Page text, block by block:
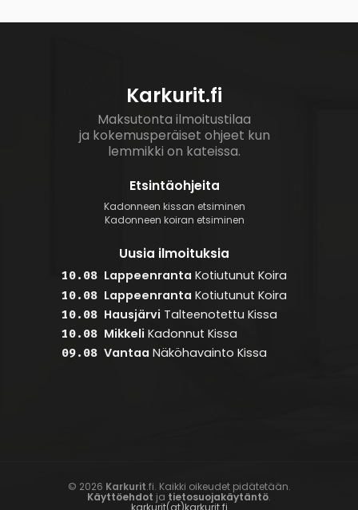
Karkurit.fi
Maksutonta ilmoitustilaa
ja kokemusperäiset ohjeet kun
lemmikki on kateissa.
Etsintäohjeita
Kadonneen kissan etsiminen
Kadonneen koiran etsiminen
Uusia ilmoituksia
10.08 Lappeenranta Kotiutunut Koira
10.08 Lappeenranta Kotiutunut Koira
10.08 Hausjärvi Talteenotettu Kissa
10.08 Mikkeli Kadonnut Kissa
09.08 Vantaa Näköhavainto Kissa
© 2026 Karkurit.fi. Kaikki oikeudet pidätetään.
Käyttöehdot ja tietosuojakäytäntö.